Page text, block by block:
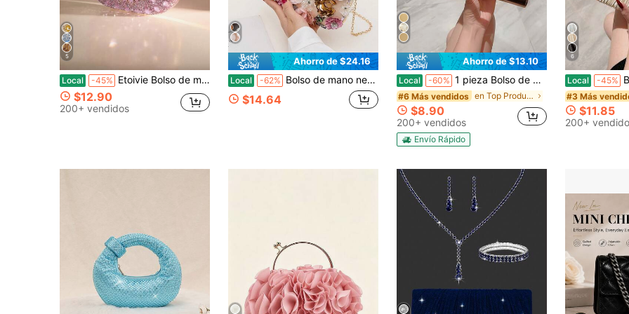
5
Local -45% Etoivie Bolso de mano para banquetes de moda europea y americana, bolso de amor popular transfronterizo, bolso de hombro con cadena retro, bolso cruzado tipo cartera
$12.90
200+ vendidos
Ahorro de $24.16
Local -62% Bolso de mano negro y albaricoque con forma de flor y diamantes de imitación, bandolera rígida con lentejuelas multicolor para novia, baile de graduación, cita nocturna, banquete
$14.64
Ahorro de $13.10
Local -60% 1 pieza Bolso de mano de caja decorativo de metal de moda, bolso de mujer con acento de barra de metal brillante, sensación de lujo para vestido de noche, fiesta, boda, baile de graduación, incluye cadena metálica, esencial de viaje
#6 Más vendidos en Top Productores Semanales Bolsos De Noche
$8.90
200+ vendidos
Envío Rápido
6
Local -45% Bolso de
#3 Más
$11.85
200+